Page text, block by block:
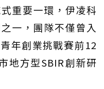
重要一環，伊凌科
一，團隊不僅曾入
年創業挑戰賽前12
地方型SBIR創新研